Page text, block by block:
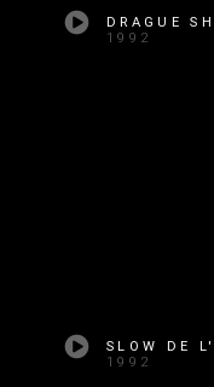
DRAGUE
1992
SLOW DE
1992